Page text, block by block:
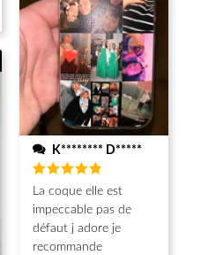
K******** D*****
Note5
sur 5
La coque elle est
impeccable pas de
défaut j adore je
recommande